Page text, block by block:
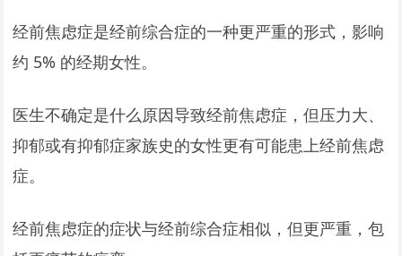
经前焦虑症是经前综合症的一种更严重的形式，影响
约 5% 的经期女性。
医生不确定是什么原因导致经前焦虑症，但压力大、
抑郁或有抑郁症家族史的女性更有可能患上经前焦虑
症。
经前焦虑症的症状与经前综合症相似，但更严重，包